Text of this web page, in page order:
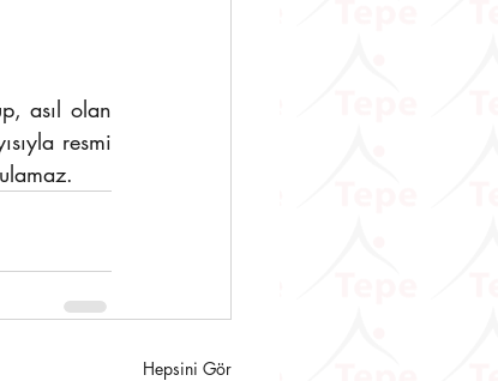
asıl olan
resmi
Hepsini Gör